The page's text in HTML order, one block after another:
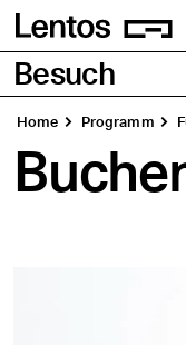
Homepage
Seiten
Besuch
Home Pro­gramm